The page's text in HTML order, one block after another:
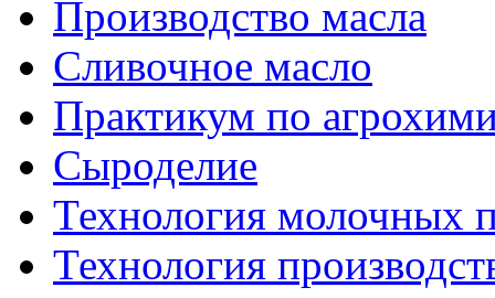
Производство масла
Сливочное масло
Практикум по
Сыроделие
Технология молочных
Технология